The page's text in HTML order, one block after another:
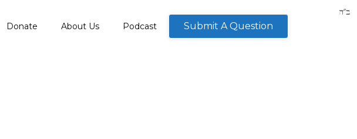
Donate About Us Podcast Submit A Question